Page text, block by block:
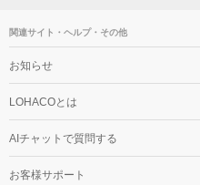
関連サイト・ヘルプ・その他
お知らせ
LOHACOとは
AIチャットで質問する
お客様サポート